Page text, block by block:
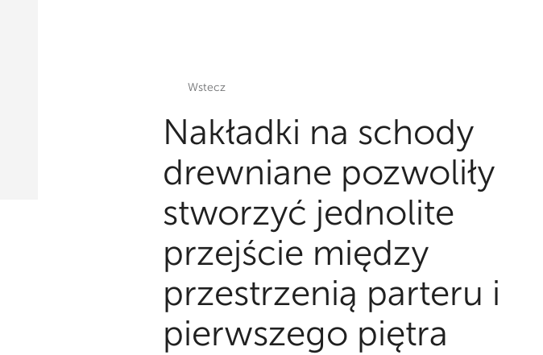
Wstecz
Nakładki na schody
drewniane pozwoliły
stworzyć jednolite
przejście między
przestrzenią parteru i
pierwszego piętra